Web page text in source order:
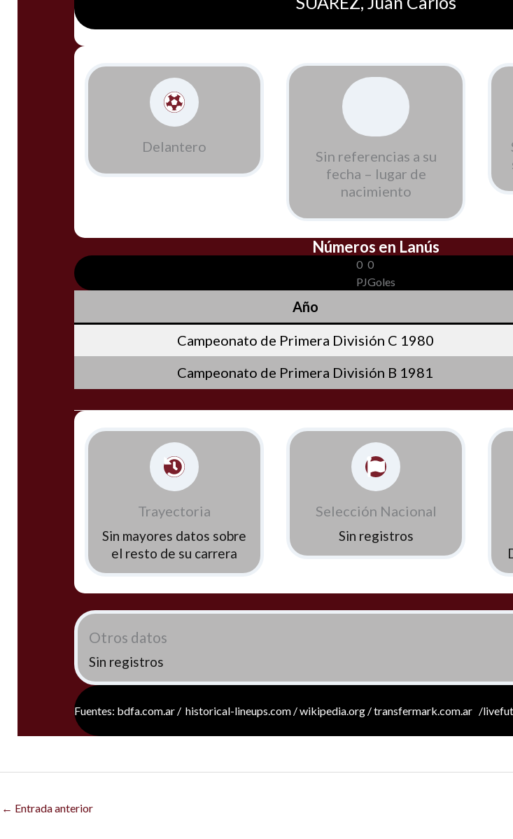
Delantero
Sin referencias a su
fecha – lugar de
nacimiento
Números en Lanús
0
PJ
0
Goles
Año
Campeonato de Primera División C 1980
Campeonato de Primera División B 1981
Trayectoria
Sin mayores datos sobre
el resto de su carrera
Selección Nacional
Sin registros
Otros datos
Sin registros
Fuentes: bdfa.com.ar / historical-lineups.com / wikipedia.org / transfermark.com.ar /
← Entrada anterior